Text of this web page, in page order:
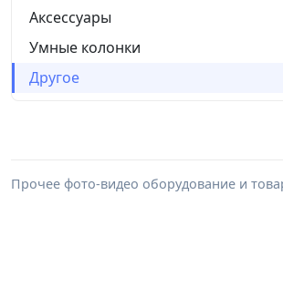
Аксессуары
Умные колонки
Другое
Прочее фото-видео оборудование и